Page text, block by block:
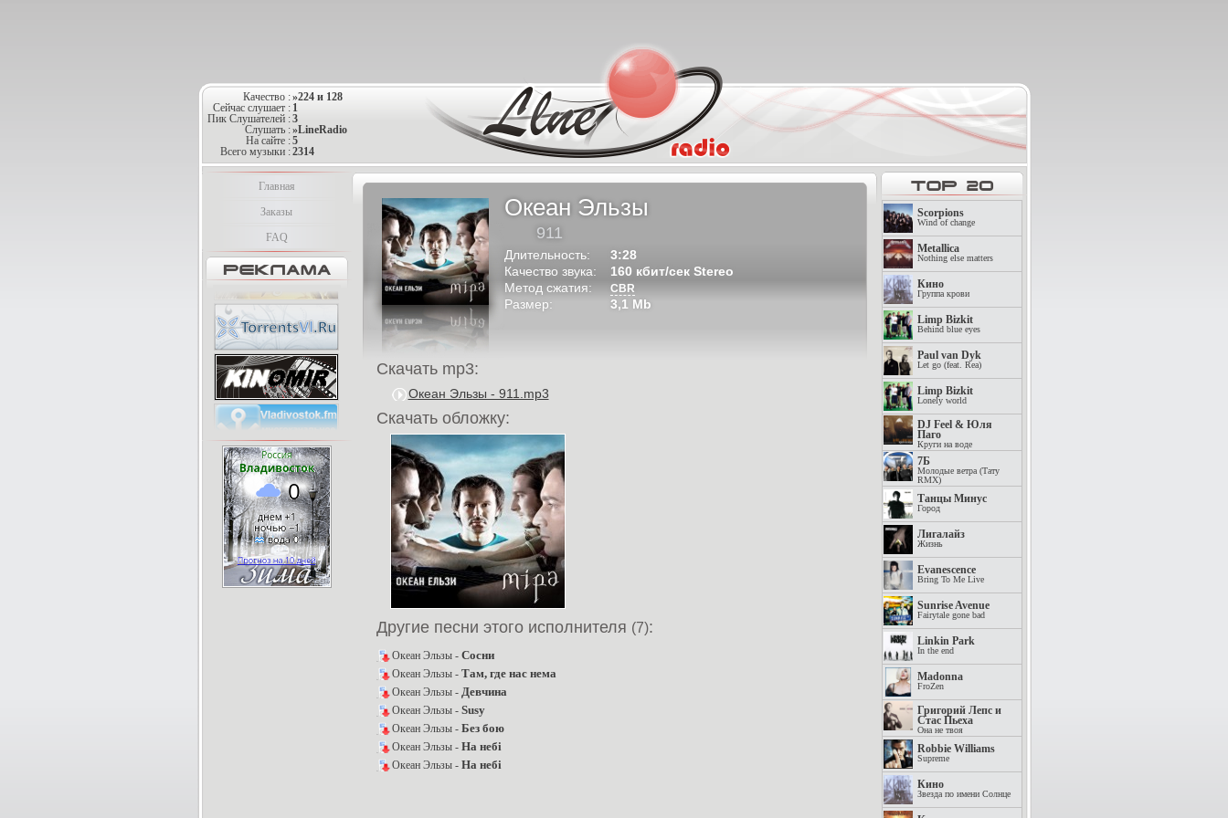
Качество :»224 и 128
Сейчас слушает : 1
Пик Слушателей :3
Слушать :»LineRadio
На сайте :5
Всего музыки :2314
Главная
Заказы
FAQ
Океан Эльзы
911
Длительность:
3:28
Качество звука:
160 кбит/сек Stereo
Метод сжатия:
CBR
Размер: 3,1 Mb
Скачать mp3:
Океан Эльзы - 911.mp3
Скачать обложку:
Другие песни этого исполнителя (7):
Океан Эльзы - Сосни
Океан Эльзы - Там, где нас нема
Океан Эльзы - Девчина
Океан Эльзы - Susy
Океан Эльзы - Без бою
Океан Эльзы - На небi
Океан Эльзы - На небi
Scorpions
Wind of change
Metallica
Nothing else matters
Кино
Группа крови
Limp Bizkit
Behind blue eyes
Paul van Dyk
Let go (feat. Rea)
Limp Bizkit
Lonely world
DJ Feel & Юля
Паго
Круги на воде
7Б
Молодые ветра (Тату
RMX)
Танцы Минус
Город
Лигалайз
Жизнь
Evanescence
Bring To Me Live
Sunrise Avenue
Fairytale gone bad
Linkin Park
In the end
Madonna
FroZen
Григорий Лепс и
Стас Пьеха
Она не твоя
Robbie Williams
Supreme
Кино
Звезда по имени Солнце